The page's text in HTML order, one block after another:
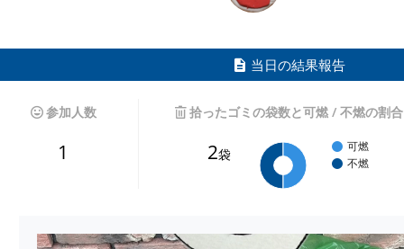
当日の結果報告
参加人数
1
拾ったゴミの袋数と可燃 / 不燃の割合
2袋
可燃
不燃